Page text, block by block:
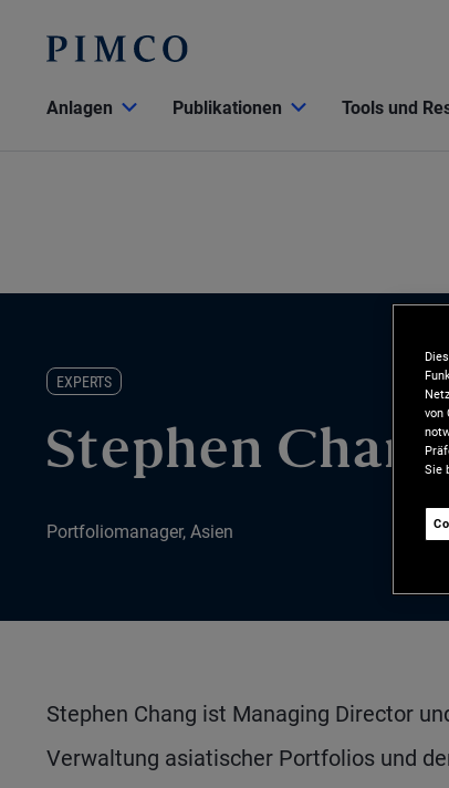
Anlagen Publikationen Tools und
EXPERTS
Stephen Chang
Portfoliomanager, Asien
Stephen Chang ist Managing Director
Verwaltung asiatischer Portfolios und
von
Sie